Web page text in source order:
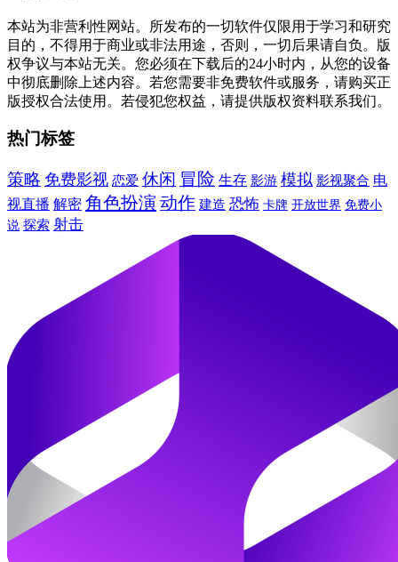
本站为非营利性网站。所发布的一切软件仅限用于学习和研究
目的，不得用于商业或非法用途，否则，一切后果请自负。版
权争议与本站无关。您必须在下载后的24小时内，从您的设备
中彻底删除上述内容。若您需要非免费软件或服务，请购买正
版授权合法使用。若侵犯您权益，请提供版权资料联系我们。
热门标签
策略 免费影视 恋爱 休闲 冒险 生存 影游 模拟 影视聚合 电
视直播 解密 角色扮演 动作 建造 恐怖 卡牌 开放世界 免费小
说 探索 射击